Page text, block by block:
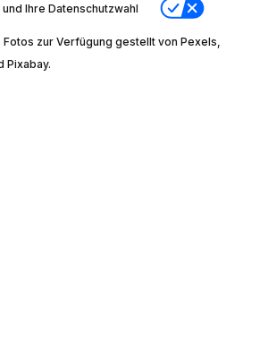
Ihre Datenschutzwahl
zur Verfügung gestellt von Pexels,
Pixabay.